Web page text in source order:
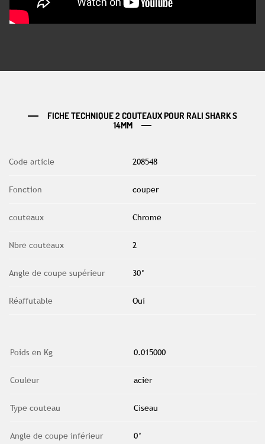
FICHE TECHNIQUE 2 COUTEAUX POUR RALI SHARK S
14MM
Code article 208548
Fonction couper
couteaux Chrome
Nbre couteaux 2
Angle de coupe supérieur 30°
Réaffutable Oui
Poids en Kg 0.015000
Couleur acier
Type couteau Ciseau
Angle de coupe inférieur 0°